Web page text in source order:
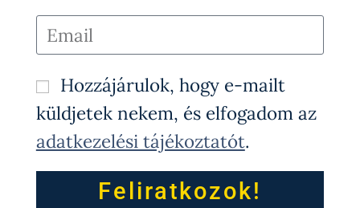
Hozzájárulok, hogy e-mailt
küldjetek nekem, és elfogadom az
adatkezelési tájékoztatót.
Feliratkozok!